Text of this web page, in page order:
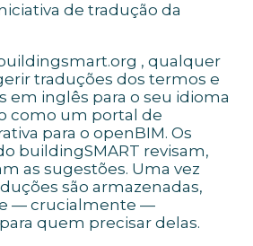
de tradução da
, qualquer
traduções dos termos e
em inglês para o seu idioma
como um portal de
para o openBIM. Os
buildingSMART revisam,
as sugestões. Uma vez
são armazenadas,
— crucialmente —
quem precisar delas.